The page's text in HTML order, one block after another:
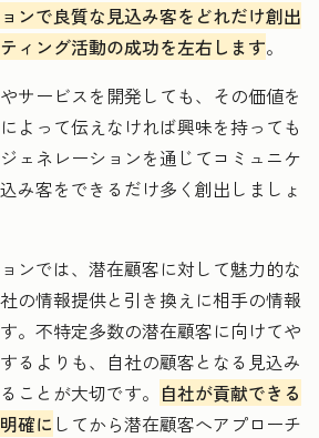
ンで良質な見込み客をどれだけ創出
ィング活動の成功を左右します。
サービスを開発しても、その価値を
よって伝えなければ興味を持っても
ェネレーションを通じてコミュニケ
み客をできるだけ多く創出しましょ
ンでは、潜在顧客に対して魅力的な
の情報提供と引き換えに相手の情報
。不特定多数の潜在顧客に向けてや
るよりも、自社の顧客となる見込み
ことが大切です。 自社が貢献できる
確に してから潜在顧客へアプローチ